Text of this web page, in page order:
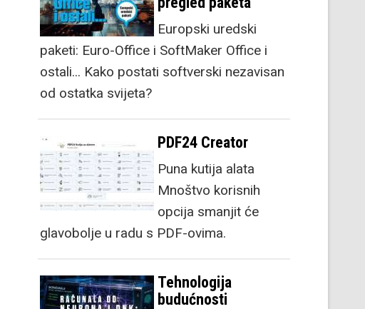
Europski uredski
paketi: Euro-Office i SoftMaker Office i
ostali... Kako postati softverski nezavisan
od ostatka svijeta?
PDF24 Creator
Puna kutija alata
Mnoštvo korisnih
opcija smanjit će
glavobolje u radu s PDF-ovima.
Tehnologija
budućnosti